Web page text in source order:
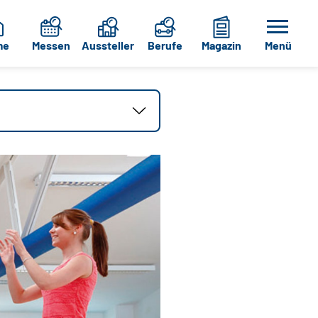
Messen Aussteller Berufe Magazin Menü